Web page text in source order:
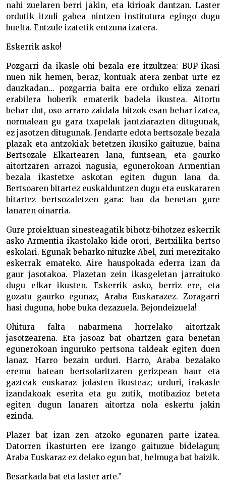
nahi zuelaren berri jakin, eta kirioak dantzan. Laster
ordutik itzuli gabea nintzen institutura egingo dugu
buelta. Entzule izatetik entzuna izatera.
Eskerrik asko!
Pozgarri da ikasle ohi bezala ere itzultzea: BUP ikasi
nuen nik hemen, beraz, kontuak atera zenbat urte ez
dauzkadan… pozgarria baita ere orduko eliza zenari
erabilera hoberik ematerik badela ikustea. Aitortu
behar dut, oso arraro zaidala hitzok esan behar izatea,
normalean gu gara txapelak jantziarazten ditugunak,
ez jasotzen ditugunak. Jendarte edota bertsozale bezala
plazak eta antzokiak betetzen ikusiko gaituzue, baina
Bertsozale Elkartearen lana, funtsean, eta gaurko
aitortzaren arrazoi nagusia, egunerokoan Armentian
bezala ikastetxe askotan egiten dugun lana da.
Bertsoaren bitartez euskalduntzen dugu eta euskararen
bitartez bertsozaletzen gara: hau da benetan gure
lanaren oinarria.
Gure proiektuan sinesteagatik bihotz-bihotzez eskerrik
asko Armentia ikastolako kide orori, Bertxilika bertso
eskolari. Egunak beharko nituzke Abel, zuri merezitako
eskerrak emateko. Aire hauspokada ederra izan da
gaur jasotakoa. Plazetan zein ikasgeletan jarraituko
dugu elkar ikusten. Eskerrik asko, berriz ere, eta
gozatu gaurko egunaz, Araba Euskarazez. Zoragarri
hasi duguna, hobe buka dezazuela. Bejondeizuela!
Ohitura falta nabarmena horrelako aitortzak
jasotzearena. Eta jasoaz bat ohartzen gara benetan
egunerokoan inguruko pertsona taldeak egiten duen
lanaz. Harro bezain urduri. Harro, Araba bezalako
eremu batean bertsolaritzaren gerizpean haur eta
gazteak euskaraz jolasten ikusteaz; urduri, irakasle
izandakoak eserita eta gu zutik, motibazioz beteta
egiten dugun lanaren aitortza nola eskertu jakin
ezinda.
Plazer bat izan zen atzoko egunaren parte izatea.
Datorren ikasturten ere izango gaituzue bidelagun;
Araba Euskaraz ez delako egun bat, helmuga bat baizik.
Besarkada bat eta laster arte.”